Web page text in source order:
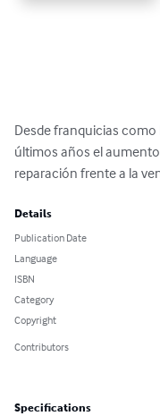
Desde franquicias
últimos años el
reparación frente a la
Details
Publication Date
Language
ISBN
Category
Copyright
Contributors
Specifications